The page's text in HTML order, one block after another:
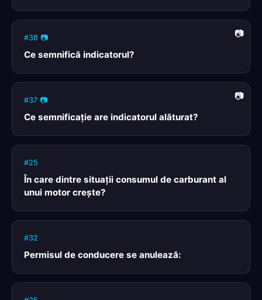
#38 📷
Ce semnifică indicatorul?
#37 📷
Ce semnificaţie are indicatorul alăturat?
#25
În care dintre situaţii consumul de carburant al
unui motor creşte?
#32
Permisul de conducere se anulează: